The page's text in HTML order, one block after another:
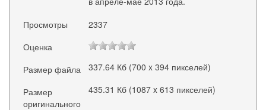
Просмотры
2337
Оценка
Размер файла
337.64 Кб (700 x 394 пикселей)
Размер
оригинального
435.31 Кб (1087 x 613 пикселей)